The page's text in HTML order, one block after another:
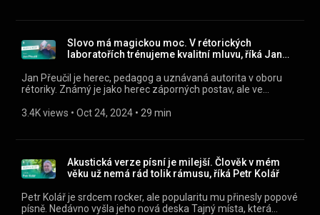
tvorba, ale i převzatá. Chci udělat výběr a jak jsem
perfekcionista, tak to pořád měním. Musím s tím být
spokojený. Tak snad se v roce 2025 všichni dočkáme,“ usmívá
se Felix Slováček mladší. Poslouchejte Alex a host jako
podcast v mobilní aplikaci mujRozhlas
https://rozhl.as/mujRozhlasAplikace • Alex a host na
mujRozhlas.cz https://www.mujrozhlas.cz/alex-host »
Sledujte nás na Facebooku:
Slovo má magickou moc. V rétorických
laboratořích trénujeme kvalitní mluvu, říká Jan
Jan Přeučil je herec, pedagog a uznávaná autorita v oboru
rétoriky. Známý je jako herec záporných postav, ale ve
rozeným gentlemanem s noblesním vystupováním a
https://rozhl.as/mujRozhlasAplikace • Alex a host na
mujRozhlas.cz https://www.mujrozhlas.cz/alex-host »
Sledujte nás na Facebooku:
https://www.facebook.com/ceskyrozhlasregion
3.4K views • Oct 24, 2024 • 29 min
Akustická verze písní je milejší. Člověk v mém
věku už nemá rád tolik rámusu, říká Petr Kolář
Petr Kolář je srdcem rocker, ale popularitu mu přinesly popové
písně. Nedávno vyšla jeho nová deska Tajný místa, která